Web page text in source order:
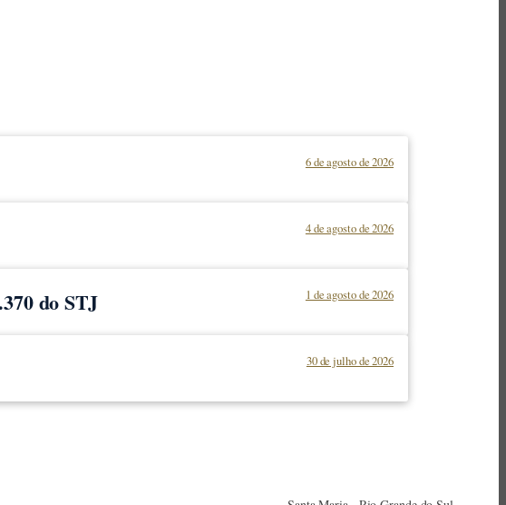
6 de agosto de 2026
4 de agosto de 2026
do STJ 1 de agosto de 2026
30 de julho de 2026